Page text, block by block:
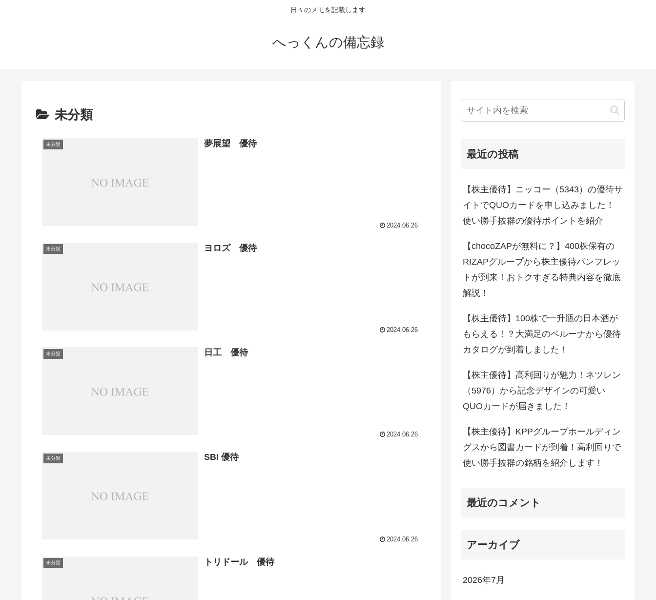
日々のメモを記載します
へっくんの備忘録
未分類
未分類 夢展望 優待
2024.06.26
未分類 ヨロズ 優待
2024.06.26
未分類 日工 優待
2024.06.26
未分類 SBI 優待
2024.06.26
未分類 トリドール 優待
最近の投稿
【株主優待】ニッコー（5343）の優待サ
イトでQUOカードを申し込みました！
使い勝手抜群の優待ポイントを紹介
【chocoZAPが無料に？】400株保有の
RIZAPグループから株主優待パンフレッ
トが到来！おトクすぎる特典内容を徹底
解説！
【株主優待】100株で一升瓶の日本酒が
もらえる！？大満足のベルーナから優待
カタログが到着しました！
【株主優待】高利回りが魅力！ネツレン
（5976）から記念デザインの可愛い
QUOカードが届きました！
【株主優待】KPPグループホールディン
グスから図書カードが到着！高利回りで
使い勝手抜群の銘柄を紹介します！
最近のコメント
アーカイブ
2026年7月